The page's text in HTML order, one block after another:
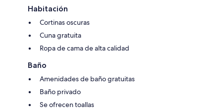
Habitación
Cortinas oscuras
Cuna gratuita
Ropa de cama de alta calidad
Baño
Amenidades de baño gratuitas
Baño privado
Se ofrecen toallas